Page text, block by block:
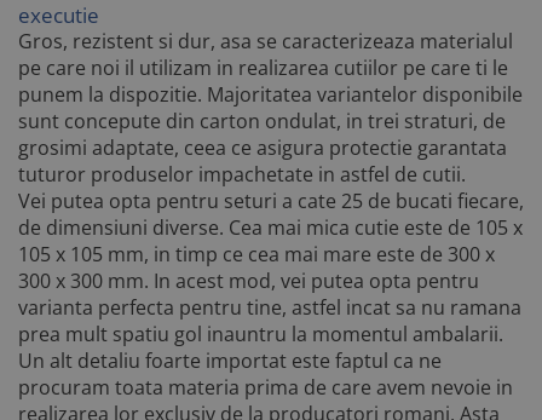
executie
Gros, rezistent si dur, asa se caracterizeaza materialul
pe care noi il utilizam in realizarea cutiilor pe care ti le
punem la dispozitie. Majoritatea variantelor disponibile
sunt concepute din carton ondulat, in trei straturi, de
grosimi adaptate, ceea ce asigura protectie garantata
tuturor produselor impachetate in astfel de cutii.
Vei putea opta pentru seturi a cate 25 de bucati fiecare,
de dimensiuni diverse. Cea mai mica cutie este de 105 x
105 x 105 mm, in timp ce cea mai mare este de 300 x
300 x 300 mm. In acest mod, vei putea opta pentru
varianta perfecta pentru tine, astfel incat sa nu ramana
prea mult spatiu gol inauntru la momentul ambalarii.
Un alt detaliu foarte importat este faptul ca ne
procuram toata materia prima de care avem nevoie in
realizarea lor exclusiv de la producatori romani. Asta